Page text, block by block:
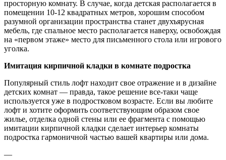
просторную комнату. В случае, когда детская располагается в
помещении 10-12 квадратных метров, хорошим способом
разумной организации пространства станет двухъярусная
мебель, где спальное место располагается наверху, освобождая
на «первом этаже» место для письменного стола или игрового
уголка.
Имитация кирпичной кладки в комнате подростка
Популярный стиль лофт находит свое отражение и в дизайне
детских комнат — правда, такое решение все-таки чаще
используется уже в подростковом возрасте. Если вы любите
лофт и хотите оформить соответствующим образом свое
жилье, отделка одной стены или ее фрагмента с помощью
имитации кирпичной кладки сделает интерьер комнаты
подростка гармоничной частью вашей квартиры или дома.
—